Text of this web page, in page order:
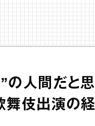
の人間だと
舞伎出演の